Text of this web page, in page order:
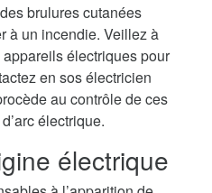
brulures cutanées
à un incendie. Veillez à
électriques pour
en sos électricien
au contrôle de ces
électrique.
électrique